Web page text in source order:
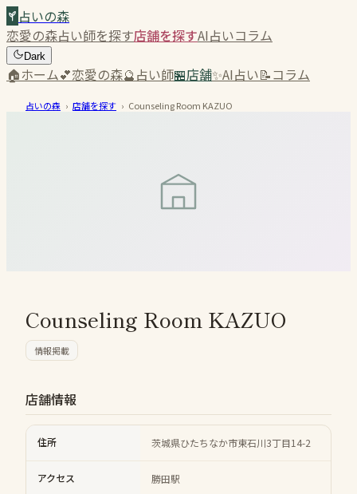
占いの森
恋愛の森占い師を探す店舗を探すAI占いコラム
Dark
🏠ホーム💕恋愛の森🔮占い師🏪店舗✨AI占い📝コラム
占いの森 › 店舗を探す › Counseling Room KAZUO
Counseling Room KAZUO
情報掲載
店舗情報
住所 茨城県ひたちなか市東石川3丁目14-2
アクセス 勝田駅